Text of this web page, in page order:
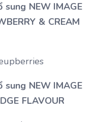
sung NEW IMAGE
& CREAM
sung NEW IMAGE
FLAVOUR